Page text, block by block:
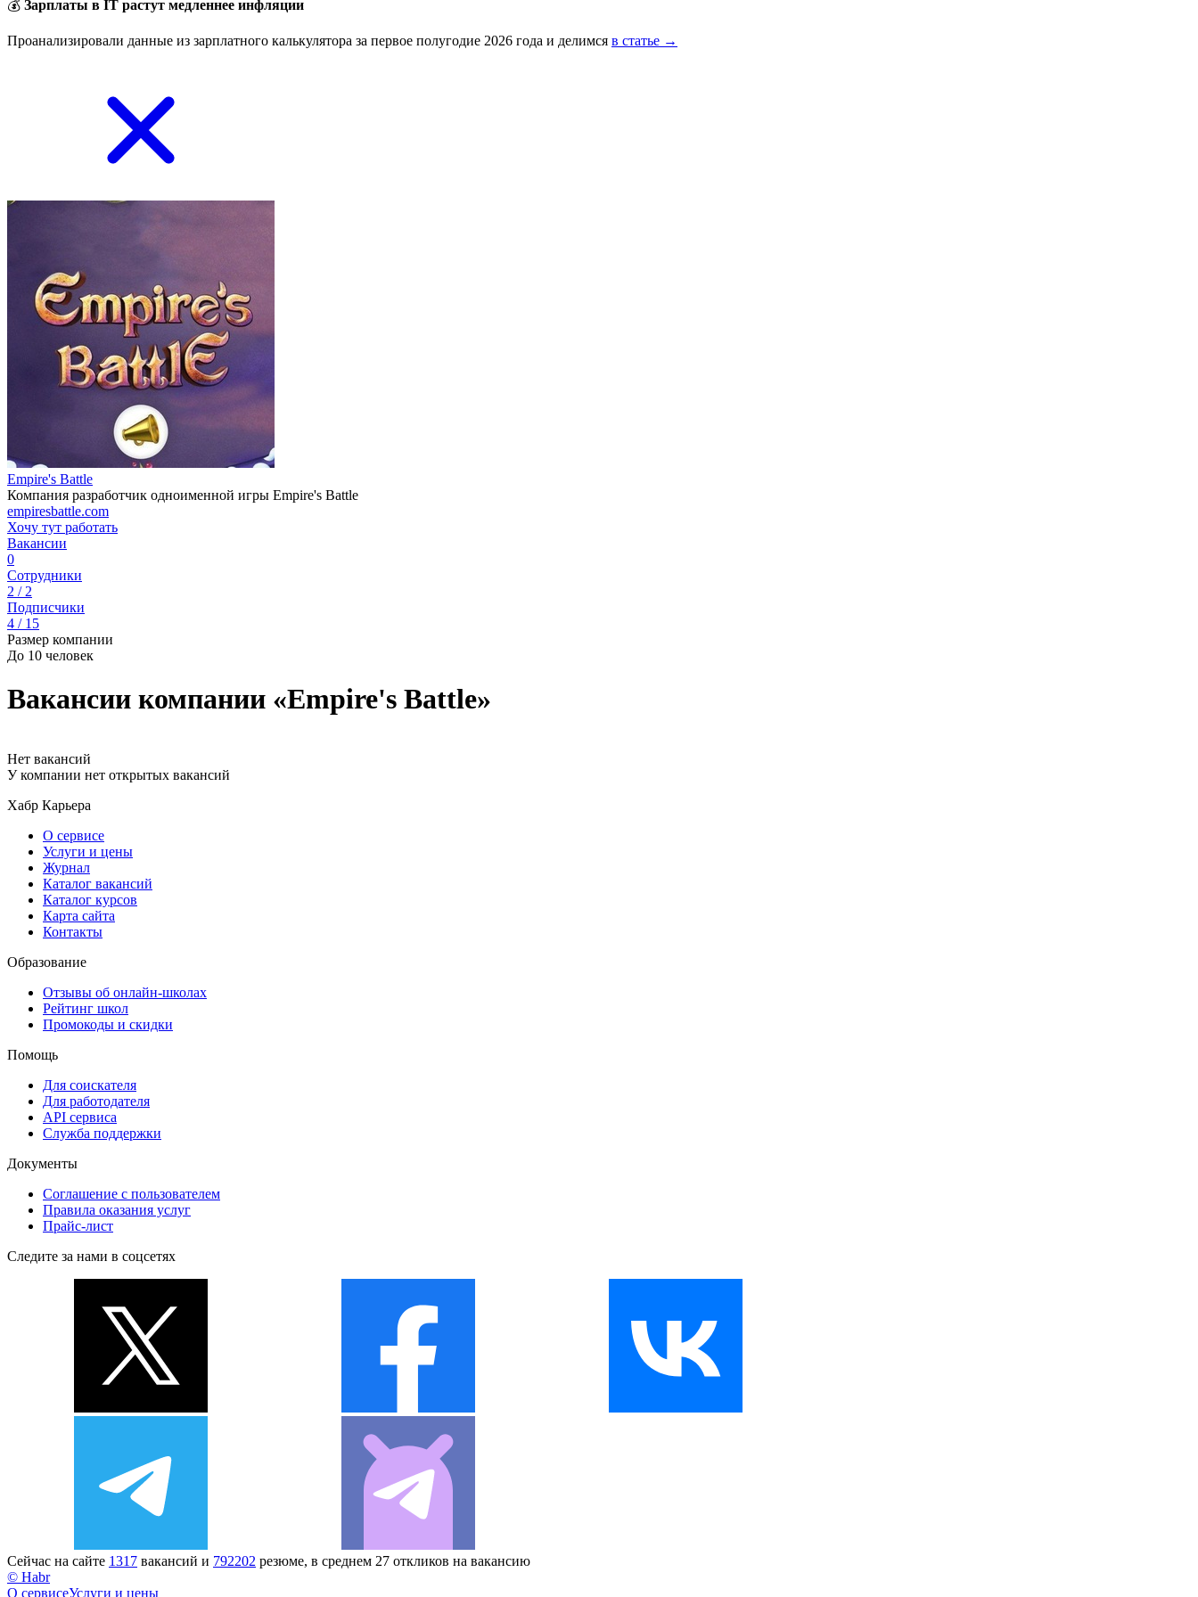
💰 Зарплаты в IT растут медленнее инфляции
Проанализировали данные из зарплатного калькулятора за первое полугодие 2026 года и делимся в статье →
Empire's Battle
Компания разработчик одноименной игры Empire's Battle
empiresbattle.com
Хочу тут работать
Вакансии
0
Сотрудники
2 / 2
Подписчики
4 / 15
Размер компании
До 10 человек
Вакансии компании «Empire's Battle»
Нет вакансий
У компании нет открытых вакансий
Хабр Карьера
О сервисе
Услуги и цены
Журнал
Каталог вакансий
Каталог курсов
Карта сайта
Контакты
Образование
Отзывы об онлайн-школах
Рейтинг школ
Промокоды и скидки
Помощь
Для соискателя
Для работодателя
API сервиса
Служба поддержки
Документы
Соглашение с пользователем
Правила оказания услуг
Прайс-лист
Следите за нами в соцсетях
Сейчас на сайте 1317 вакансий и 792202 резюме, в среднем 27 откликов на вакансию
© Habr
О сервисеУслуги и цены